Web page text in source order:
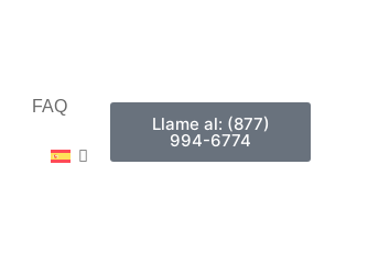
FAQ
Llame al: (877)
994-6774